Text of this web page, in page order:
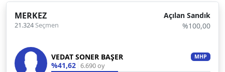
MERKEZ
21.324Seçmen
Açılan Sandık
%100,00
VEDAT SONER BAŞER MHP
%41,62 6.690 oy